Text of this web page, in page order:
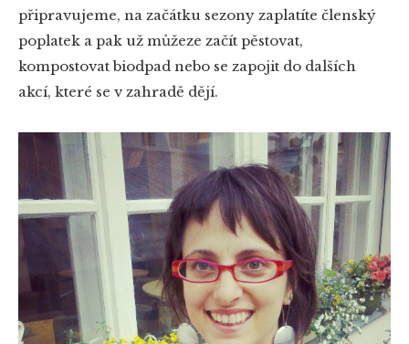
připravujeme, na začátku sezony zaplatíte členský
poplatek a pak už můžeze začít pěstovat,
kompostovat biodpad nebo se zapojit do dalších
akcí, které se v zahradě dějí.